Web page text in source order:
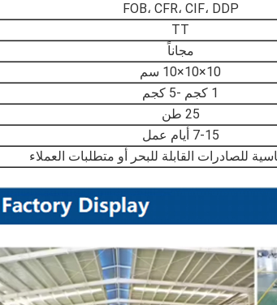
FOB، CFR، CIF، DDP
TT
مجاناً
10×10×10 سم
1 كجم -5 كجم
25 طن
7-15 أيام عمل
للصادرات القابلة للبحر أو متطلبات العملاء